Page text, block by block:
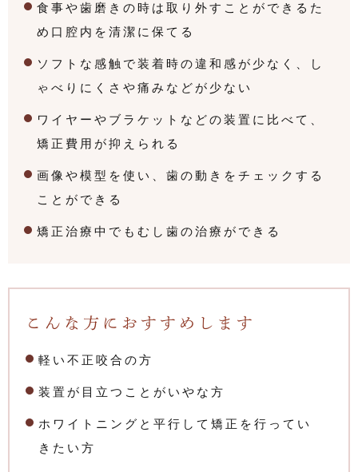
食事や歯磨きの時は取り外すことができるた
め口腔内を清潔に保てる
ソフトな感触で装着時の違和感が少なく、し
ゃべりにくさや痛みなどが少ない
ワイヤーやブラケットなどの装置に比べて、
矯正費用が抑えられる
画像や模型を使い、歯の動きをチェックする
ことができる
矯正治療中でもむし歯の治療ができる
こんな方におすすめします
軽い不正咬合の方
装置が目立つことがいやな方
ホワイトニングと平行して矯正を行ってい
きたい方